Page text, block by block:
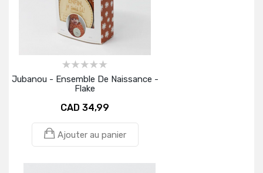
Jubanou - Ensemble De Naissance -
Flake
CAD 34,99
Ajouter au panier